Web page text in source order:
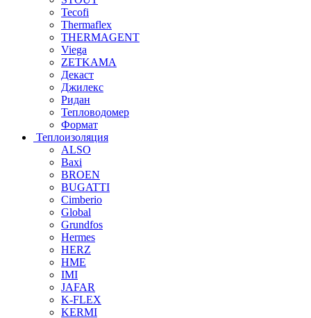
Tecofi
Thermaflex
THERMAGENT
Viega
ZETKAMA
Декаст
Джилекс
Ридан
Тепловодомер
Формат
Теплоизоляция
ALSO
Baxi
BROEN
BUGATTI
Cimberio
Global
Grundfos
Hermes
HERZ
HME
IMI
JAFAR
K-FLEX
KERMI